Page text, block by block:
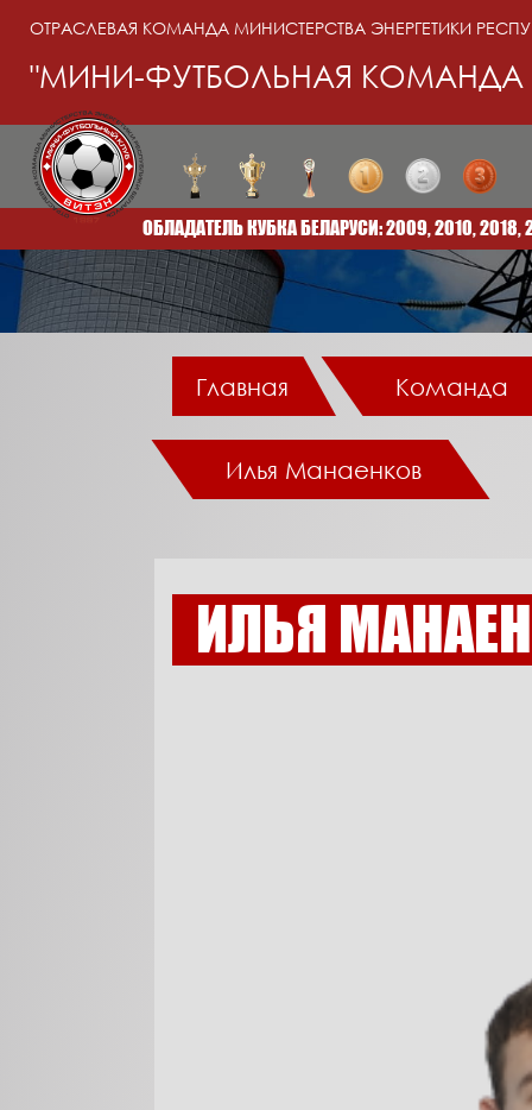
ОТРАСЛЕВАЯ КОМАНДА МИНИСТЕРСТВА ЭНЕРГЕТИКИ
"МИНИ-ФУТБОЛЬНАЯ КОМАНДА
УЧАСТНИК ЭЛИТНОГО РАУНДА КУБКА УЕФА: 2013,
Главная Команда
Илья Манаенков
ИЛЬЯ